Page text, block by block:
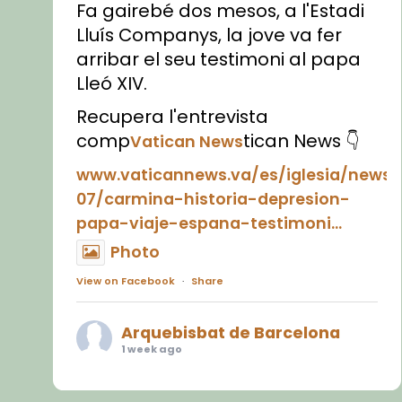
Fa gairebé dos mesos, a l'Estadi
Lluís Companys, la jove va fer
arribar el seu testimoni al papa
Lleó XIV.
Recupera l'entrevista
compVatican Newstican News 👇
www.vaticannews.va/es/iglesia/news/
07/carmina-historia-depresion-
papa-viaje-espana-testimoni...
Photo
View on Facebook · Share
Arquebisbat de Barcelona
1 week ago